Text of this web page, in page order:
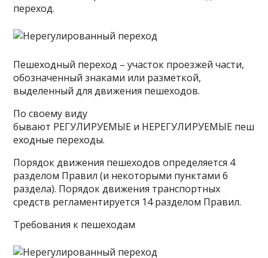
переход.
Пешеходный переход – участок проезжей части,
обозначенный знаками или разметкой,
выделенный для движения пешеходов.
По своему виду
бывают РЕГУЛИРУЕМЫЕ и НЕРЕГУЛИРУЕМЫЕ пеш
еходные переходы.
Порядок движения пешеходов определяется 4
разделом Правил (и некоторыми пунктами 6
раздела). Порядок движения транспортных
средств регламентируется 14 разделом Правил.
Требования к пешеходам